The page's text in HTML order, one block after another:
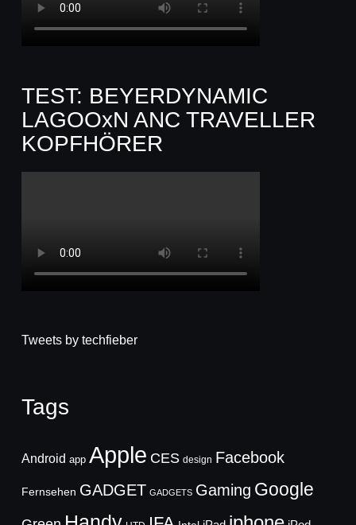
TEST: BEYERDYNAMIC
LAGOOxN ANC TRAVELLER
KOPFHÖRER
Tweets by techfieber
Tags
Android app Apple CES design Facebook
Fernsehen GADGET GADGETS Gaming Google